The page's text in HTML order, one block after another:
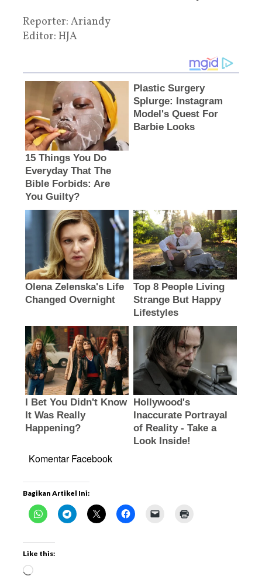
Reporter: Ariandy
Editor: HJA
Komentar Facebook
Bagikan Artikel Ini:
Like this: